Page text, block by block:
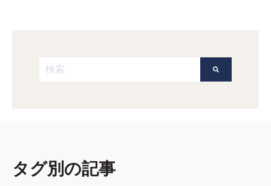
これは、自動候補機能付きの検索フィールドです。
タグ別の記事